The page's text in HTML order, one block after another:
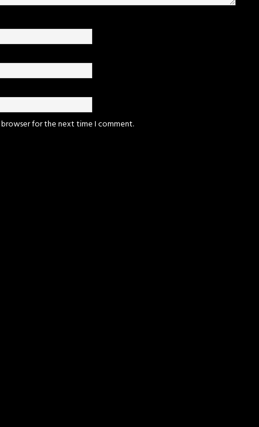
browser for the next time I comment.